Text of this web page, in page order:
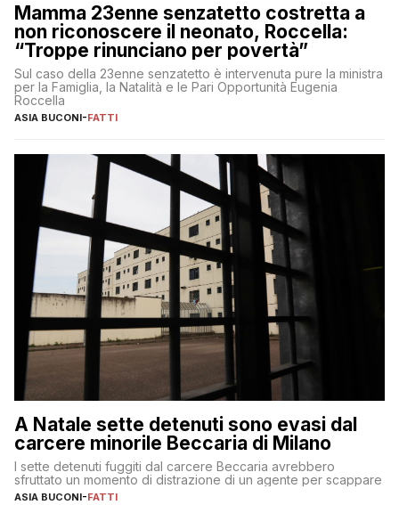
Mamma 23enne senzatetto costretta a
non riconoscere il neonato, Roccella:
“Troppe rinunciano per povertà”
Sul caso della 23enne senzatetto è intervenuta pure la ministra
per la Famiglia, la Natalità e le Pari Opportunità Eugenia
Roccella
ASIA BUCONI-FATTI
A Natale sette detenuti sono evasi dal
carcere minorile Beccaria di Milano
I sette detenuti fuggiti dal carcere Beccaria avrebbero
sfruttato un momento di distrazione di un agente per scappare
ASIA BUCONI-FATTI